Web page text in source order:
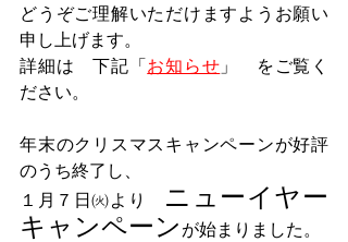
どうぞご理解いただけますようお願い
申し上げます。
詳細は　下記「 お知らせ 」　をご覧く
ださい。
年末のクリスマスキャンペーンが好評
のうち終了し、
１月７日㈫より
ニューイヤー
キャンペーン が始まりました。